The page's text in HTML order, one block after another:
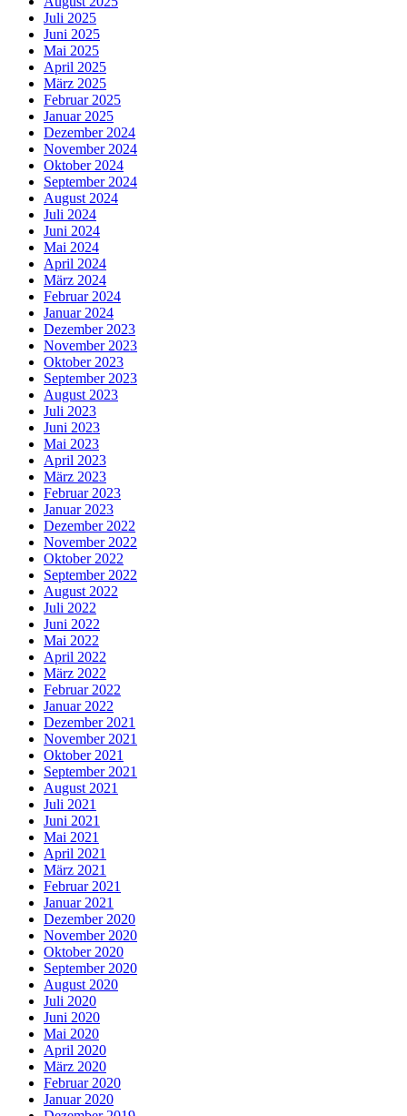
Juli 2025
Juni 2025
Mai 2025
April 2025
März 2025
Februar 2025
Januar 2025
Dezember 2024
November 2024
Oktober 2024
September 2024
August 2024
Juli 2024
Juni 2024
Mai 2024
April 2024
März 2024
Februar 2024
Januar 2024
Dezember 2023
November 2023
Oktober 2023
September 2023
August 2023
Juli 2023
Juni 2023
Mai 2023
April 2023
März 2023
Februar 2023
Januar 2023
Dezember 2022
November 2022
Oktober 2022
September 2022
August 2022
Juli 2022
Juni 2022
Mai 2022
April 2022
März 2022
Februar 2022
Januar 2022
Dezember 2021
November 2021
Oktober 2021
September 2021
August 2021
Juli 2021
Juni 2021
Mai 2021
April 2021
März 2021
Februar 2021
Januar 2021
Dezember 2020
November 2020
Oktober 2020
September 2020
August 2020
Juli 2020
Juni 2020
Mai 2020
April 2020
März 2020
Februar 2020
Januar 2020